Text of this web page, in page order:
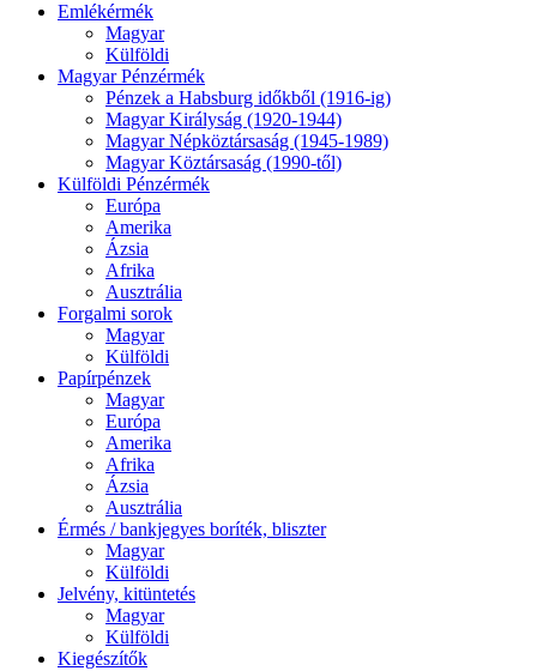
Emlékérmék
Magyar
Külföldi
Magyar Pénzérmék
Pénzek a Habsburg időkből (1916-ig)
Magyar Királyság (1920-1944)
Magyar Népköztársaság (1945-1989)
Magyar Köztársaság (1990-től)
Külföldi Pénzérmék
Európa
Amerika
Ázsia
Afrika
Ausztrália
Forgalmi sorok
Magyar
Külföldi
Papírpénzek
Magyar
Európa
Amerika
Afrika
Ázsia
Ausztrália
Érmés / bankjegyes boríték, bliszter
Magyar
Külföldi
Jelvény, kitüntetés
Magyar
Külföldi
Kiegészítők